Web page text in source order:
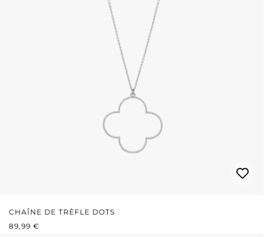
CHAÎNE DE TRÈFLE DOTS
PRIX RÉGULIER :
89,99 €